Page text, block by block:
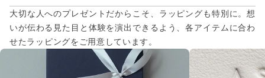
大切な人へのプレゼントだからこそ、ラッピングも特別に。想
いが伝わる見た目と体験を演出できるよう、各アイテムに合わ
せたラッピングをご用意しています。